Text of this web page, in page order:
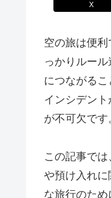
X
空の旅は便
っかりルー
につながる
インシデン
が不可欠です
この記事で
や預け入れ
な旅行のため